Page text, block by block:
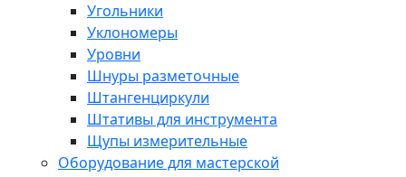
Угольники
Уклономеры
Уровни
Шнуры разметочные
Штангенциркули
Штативы для инструмента
Щупы измерительные
Оборудование для мастерской